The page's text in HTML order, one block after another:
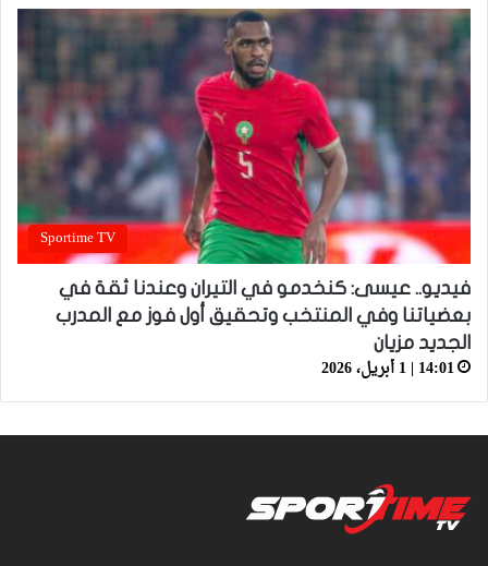
Sportime TV
فيديو.. عيسى: كنخدمو في التيران وعندنا ثقة في
بعضياتنا وفي المنتخب وتحقيق أول فوز مع المدرب
الجديد مزيان
14:01 | 1 أبريل، 2026